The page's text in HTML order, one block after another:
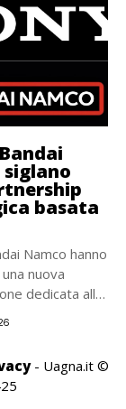
basata
Namco hanno
nuova
dedicata allo
- Uagna.it ©